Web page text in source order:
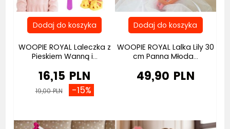
WOOPIE ROYAL Laleczka z
Pieskiem Wanną i...
16,15 PLN
19,00 PLN -15%
WOOPIE ROYAL Lalka Lily 30
cm Panna Młoda...
49,90 PLN